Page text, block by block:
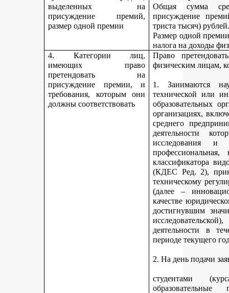
выделенных на
присуждение премий,
размер одной премии
Общая сумма
присуждение
триста тысяч)
Размер одной
налога на доходы
4. Категории лиц,
имеющих право
претендовать на
присуждение премии, и
требования, которым они
должны соответствовать
Право
физическим лицам,
1. Занимаются
технической или
образовательных
организациях,
среднего
деятельности
исследования и
классификатора
(КДЕС Ред. 2),
техническому
(далее –
качестве
достигнувшим
деятельности в
периоде текущего
2. На день подачи
студентами
образовательные